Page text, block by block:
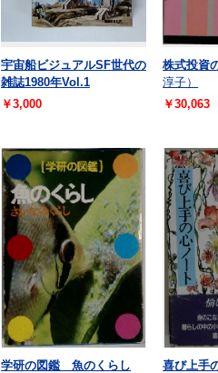
宇宙船ビジュアルSF世代の
雑誌1980年Vol.1
￥3,000
株式投資
淳子）
￥30,063
学研の図鑑 魚のくらし 喜び上手